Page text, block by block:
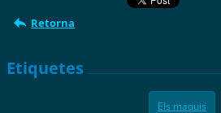
Retorna
Etiquetes
Els maquis